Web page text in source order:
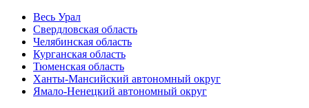
Весь Урал
Свердловская область
Челябинская область
Курганская область
Тюменская область
Ханты-Мансийский автономный округ
Ямало-Ненецкий автономный округ